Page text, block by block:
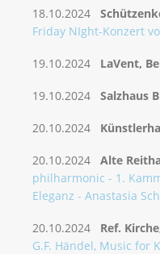
18.10.2024
Friday NIght-Konzert
19.10.2024 LaVent,
19.10.2024 Salzhaus
20.10.2024
20.10.2024 Alte
philharmonic - 1.
Eleganz - Anastasia
20.10.2024 Ref.
G.F. Händel, Music for